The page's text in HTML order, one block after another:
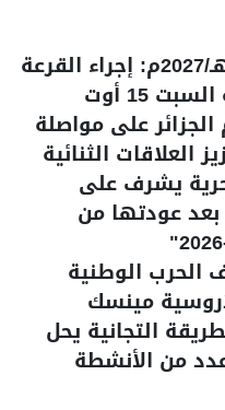
حج موسم 1448هـ/2027م: إجراء القرعة
15 أوت
على مواصلة
العلاقات الثنائية
يشرف على
بعد عودتها من
الحرب الوطنية
مينسك
التجانية يحل
من الأنشطة